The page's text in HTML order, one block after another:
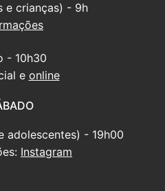
e crianças) - 9h
- 10h30
e online
adolescentes) - 19h00
Instagram